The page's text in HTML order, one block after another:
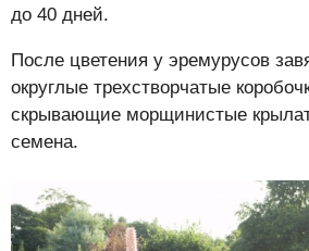
до 40 дней.
После цветения у эремурусов
округлые трехстворчатые
скрывающие морщинистые
семена.